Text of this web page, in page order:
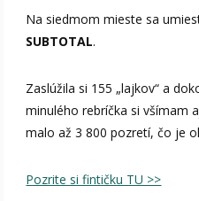
Na siedmom mieste sa
SUBTOTAL.
Zaslúžila si 155 „lajkov“ a
minulého rebríčka si všímam
malo až 3 800 pozretí, čo je
Pozrite si fintičku TU >>